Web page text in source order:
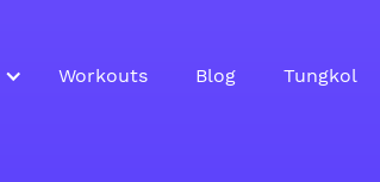
Workouts Blog Tungkol